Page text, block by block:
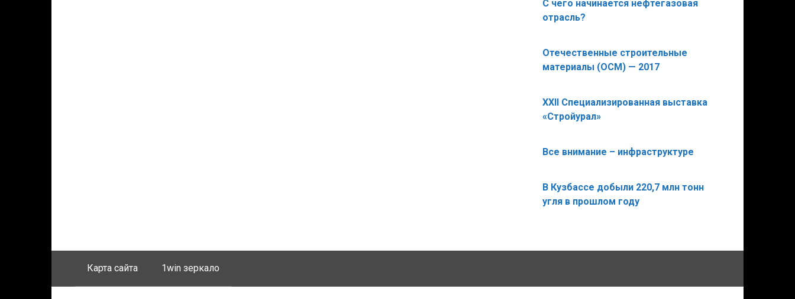
С чего начинается нефтегазовая
отрасль?
Отечественные строительные
материалы (ОСМ) — 2017
XХII Специализированная выставка
«Стройурал»
Все внимание – инфраструктуре
В Кузбассе добыли 220,7 млн тонн
угля в прошлом году
Карта сайта 1win зеркало